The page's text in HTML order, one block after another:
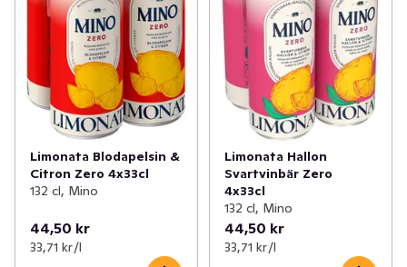
Limonata Blodapelsin &
Citron Zero 4x33cl
132 cl, Mino
44,50 kr
33,71 kr /l
Limonata Hallon
Svartvinbär Zero
4x33cl
132 cl, Mino
44,50 kr
33,71 kr /l